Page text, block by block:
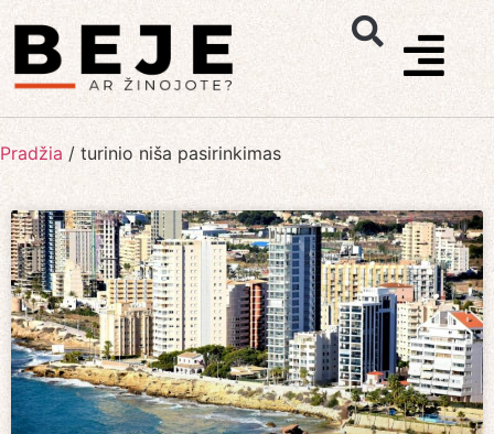
Pradžia / turinio niša pasirinkimas